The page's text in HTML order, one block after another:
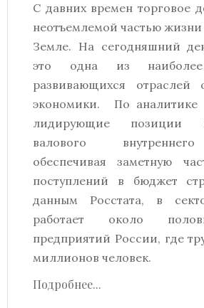
С давних времен торговое
неотъемлемой частью
Земле. На сегодняшний
это одна из
развивающихся отраслей
экономики. По аналитике
лидирующие позиции
валового
обеспечивая заметную
поступлений в бюджет
данным Росстата, в
работает около
предприятий России, где
миллионов человек.
Подробнее...